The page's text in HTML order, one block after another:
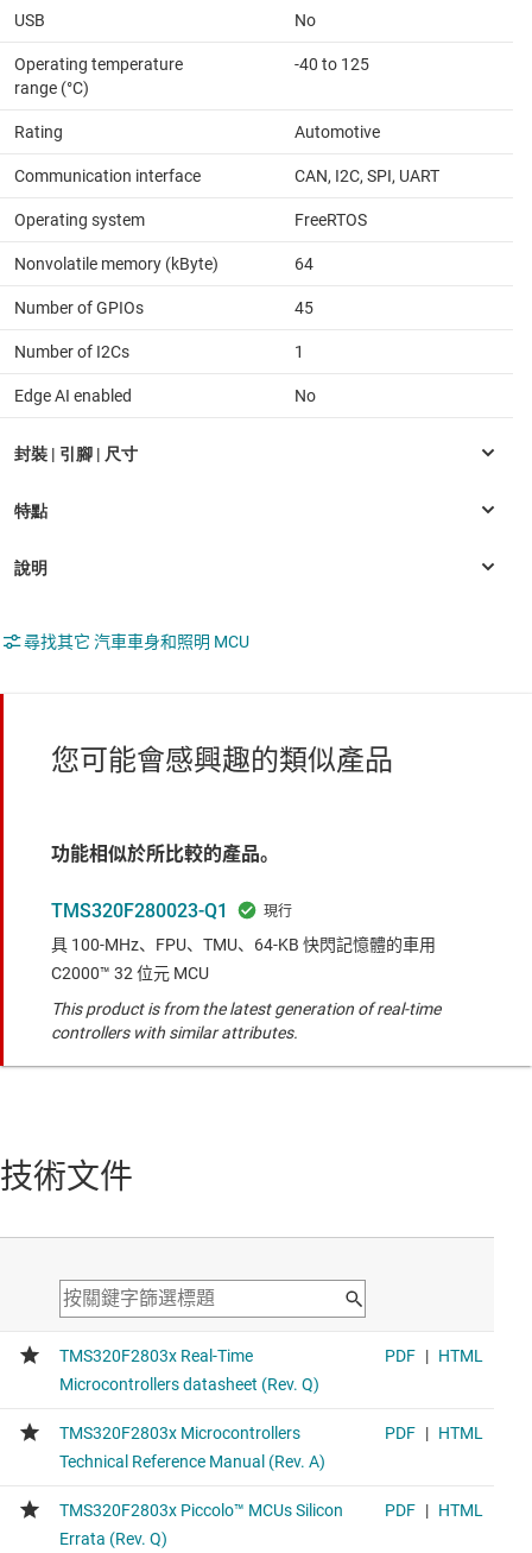
USB No
Operating temperature
range (°C)
-40 to 125
Rating Automotive
Communication interface CAN, I2C, SPI, UART
Operating system FreeRTOS
Nonvolatile memory (kByte) 64
Number of GPIOs 45
Number of I2Cs 1
Edge AI enabled No
尋找其它 汽車車身和照明 MCU
您可能會感興趣的類似產品
功能相似於所比較的產品。
TMS320F280023-Q1
具 100-MHz、FPU、TMU、64-KB 快閃記憶體的車用
C2000™ 32 位元 MCU
This product is from the latest generation of real-time
controllers with similar attributes.
技術文件